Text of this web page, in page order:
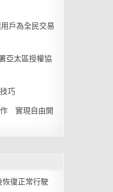
戶為全民交易
亞太區授權協
巧
作 實現自由開
復正常行駛